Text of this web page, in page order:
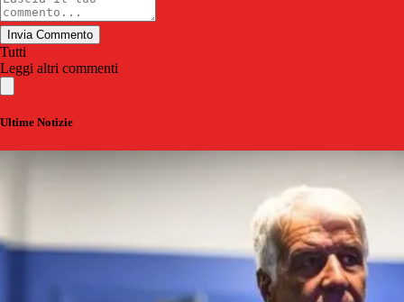
Invia Commento
Tutti
Leggi altri commenti
Ultime Notizie